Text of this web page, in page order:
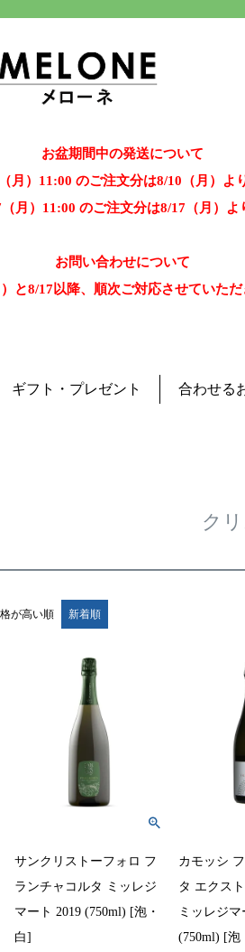
お盆期間中の発送について
月）11:00 のご注文分は8/10（月）よ
月）11:00 のご注文分は8/17（月）よ
お問い合わせについて
と8/17以降、順次ご対応させていただ
ギフト・プレゼント 合わせる
ク
が高い順 新着順
サンクリストーフォロ フ
ランチャコルタ ミッレジ
マート 2019 (750ml) [泡・
白]
カモッシ
タ エクス
ミッレジマ
(750ml) [泡